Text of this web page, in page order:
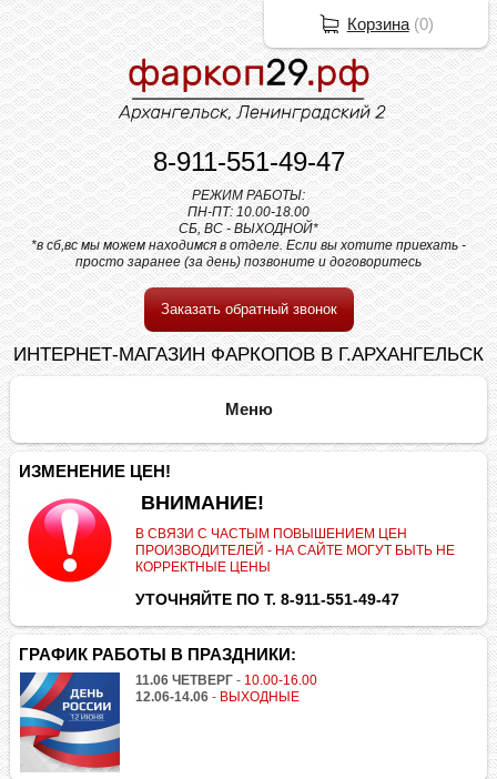
8-911-551-49-47
РЕЖИМ РАБОТЫ:
ПН-ПТ: 10.00-18.00
СБ, ВС - ВЫХОДНОЙ*
*в сб,вс мы можем находимся в отделе. Если вы хотите приехать -
просто заранее (за день) позвоните и договоритесь
Заказать обратный звонок
ИНТЕРНЕТ-МАГАЗИН ФАРКОПОВ В Г.АРХАНГЕЛЬСК
ИЗМЕНЕНИЕ ЦЕН!
ВНИМАНИЕ!
В СВЯЗИ С ЧАСТЫМ ПОВЫШЕНИЕМ ЦЕН
ПРОИЗВОДИТЕЛЕЙ - НА САЙТЕ МОГУТ БЫТЬ НЕ
КОРРЕКТНЫЕ ЦЕНЫ
УТОЧНЯЙТЕ ПО Т. 8-911-551-49-47
ГРАФИК РАБОТЫ В ПРАЗДНИКИ:
11.06 ЧЕТВЕРГ - 10.00-16.00
12.06-14.06 - ВЫХОДНЫЕ
Корзина(0)